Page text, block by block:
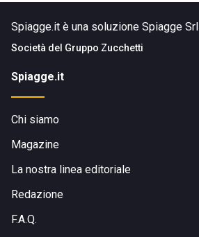
Spiagge.it è una soluzione Spiagge Srl
Società del Gruppo Zucchetti
Spiagge.it
Chi siamo
Magazine
La nostra linea editoriale
Redazione
F.A.Q.